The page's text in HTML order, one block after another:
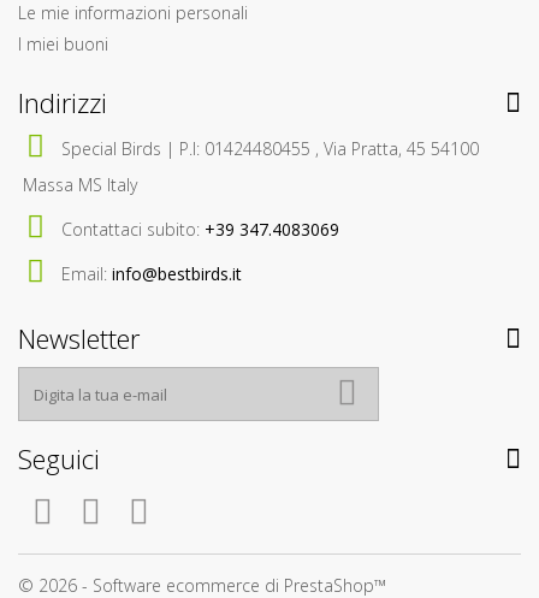
© 2026 - Software ecommerce di PrestaShop™
Le mie informazioni personali
I miei buoni
Indirizzi
Special Birds | P.I: 01424480455 , Via Pratta, 45 54100
Massa MS Italy
Contattaci subito: +39 347.4083069
Email: info@bestbirds.it
Newsletter
Seguici